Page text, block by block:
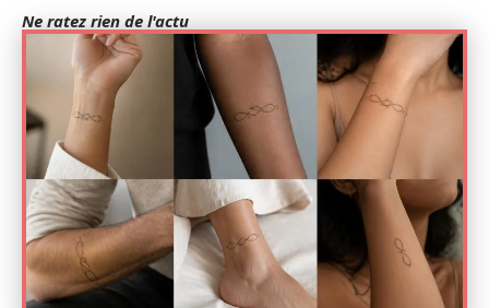
Ne ratez rien de l'actu